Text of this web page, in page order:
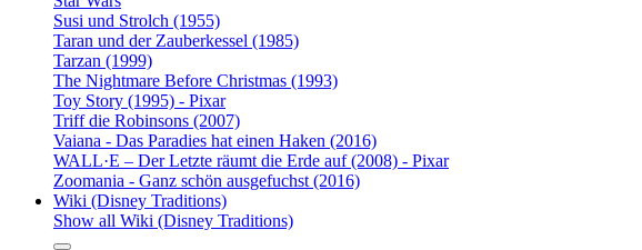
Susi und Strolch (1955)
Taran und der Zauberkessel (1985)
Tarzan (1999)
The Nightmare Before Christmas (1993)
Toy Story (1995) - Pixar
Triff die Robinsons (2007)
Vaiana - Das Paradies hat einen Haken (2016)
WALL·E – Der Letzte räumt die Erde auf (2008) - Pixar
Zoomania - Ganz schön ausgefuchst (2016)
Wiki (Disney Traditions)
Show all Wiki (Disney Traditions)